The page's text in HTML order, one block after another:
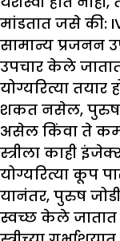
मांडतात जसे की:
सामान्य प्रजनन
उपचार केले
योग्यरित्या
शकत नसेल, पुरुष
असेल किंवा ते
स्त्रीला काही
योग्यरित्या कूप
यानंतर, पुरुष
स्वच्छ केले जातात